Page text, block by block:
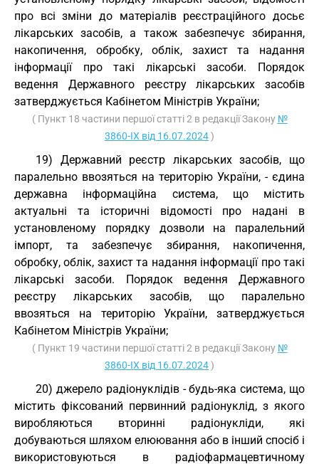
про всі зміни до матеріалів реєстраційного досьє
лікарських засобів, а також забезпечує збирання,
накопичення, обробку, облік, захист та надання
інформації про такі лікарські засоби. Порядок
ведення Державного реєстру лікарських засобів
затверджується Кабінетом Міністрів України;
( Пункт 18 частини першої статті 2 в редакції Закону №
3860-IX від 16.07.2024)
19) Державний реєстр лікарських засобів, що
паралельно ввозяться на територію України, - єдина
державна інформаційна система, що містить
актуальні та історичні відомості про надані в
установленому порядку дозволи на паралельний
імпорт, та забезпечує збирання, накопичення,
обробку, облік, захист та надання інформації про такі
лікарські засоби. Порядок ведення Державного
реєстру лікарських засобів, що паралельно
ввозяться на територію України, затверджується
Кабінетом Міністрів України;
( Пункт 19 частини першої статті 2 в редакції Закону №
3860-IX від 16.07.2024)
20) джерело радіонуклідів - будь-яка система, що
містить фіксований первинний радіонуклід, з якого
виробляються вторинні радіонукліди, які
добуваються шляхом елюювання або в інший спосіб і
використовуються в радіофармацевтичному